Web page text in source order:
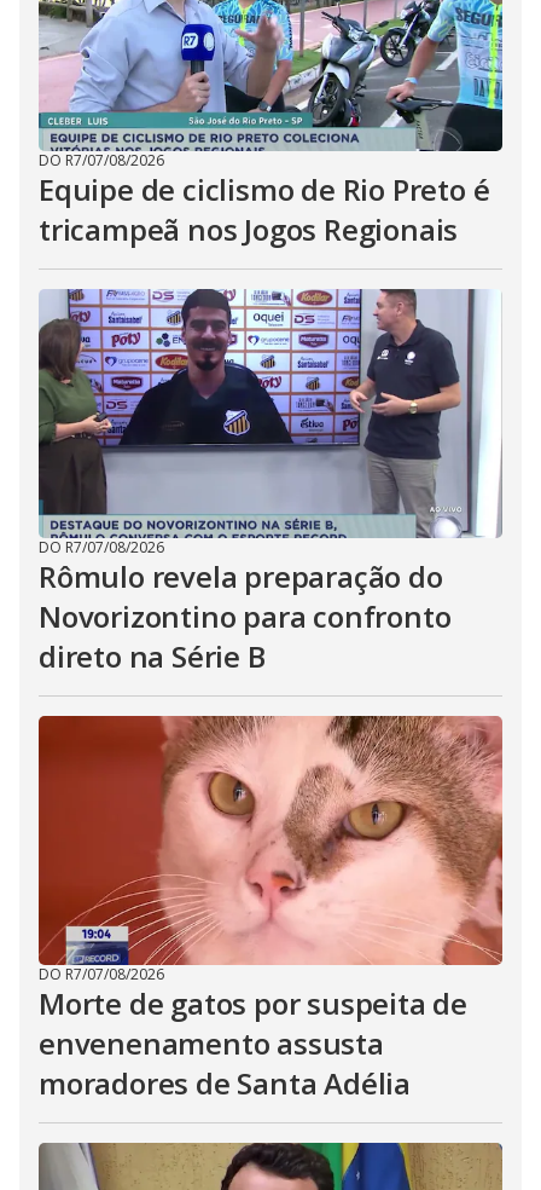
DO R7/07/08/2026
Equipe de ciclismo de Rio Preto é
tricampeã nos Jogos Regionais
DO R7/07/08/2026
Rômulo revela preparação do
Novorizontino para confronto
direto na Série B
DO R7/07/08/2026
Morte de gatos por suspeita de
envenenamento assusta
moradores de Santa Adélia